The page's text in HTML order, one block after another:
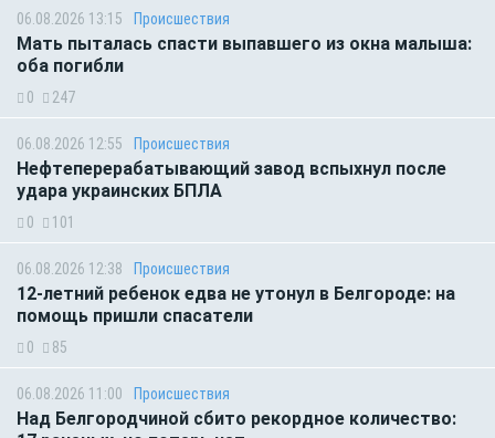
06.08.2026 13:15 Происшествия
Мать пыталась спасти выпавшего из окна малыша:
оба погибли
0 247
06.08.2026 12:55 Происшествия
Нефтеперерабатывающий завод вспыхнул после
удара украинских БПЛА
0 101
06.08.2026 12:38 Происшествия
12-летний ребенок едва не утонул в Белгороде: на
помощь пришли спасатели
0 85
06.08.2026 11:00 Происшествия
Над Белгородчиной сбито рекордное количество: